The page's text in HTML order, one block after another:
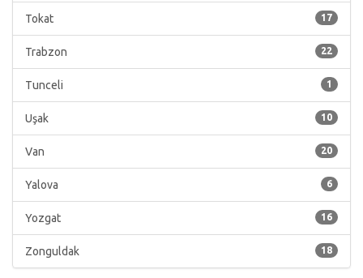
17
Tokat
22
Trabzon
1
Tunceli
10
Uşak
20
Van
6
Yalova
16
Yozgat
18
Zonguldak